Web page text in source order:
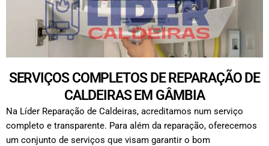
SERVIÇOS COMPLETOS DE REPARAÇÃO DE
CALDEIRAS EM GÂMBIA
Na Líder Reparação de Caldeiras, acreditamos num serviço
completo e transparente. Para além da reparação, oferecemos
um conjunto de serviços que visam garantir o bom